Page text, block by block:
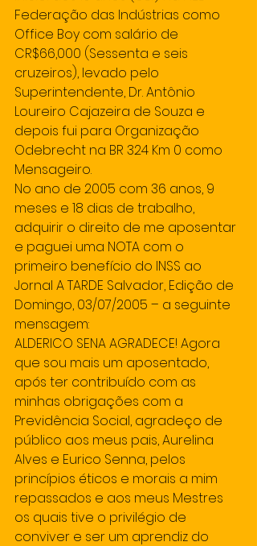
Federação das Indústrias como
Office Boy com salário de
CR$66,000 (Sessenta e seis
cruzeiros), levado pelo
Superintendente, Dr. Antônio
Loureiro Cajazeira de Souza e
depois fui para Organização
Odebrecht na BR 324 Km 0 como
Mensageiro.
No ano de 2005 com 36 anos, 9
meses e 18 dias de trabalho,
adquirir o direito de me aposentar
e paguei uma NOTA com o
primeiro benefício do INSS ao
Jornal A TARDE Salvador, Edição de
Domingo, 03/07/2005 – a seguinte
mensagem:
ALDERICO SENA AGRADECE! Agora
que sou mais um aposentado,
após ter contribuído com as
minhas obrigações com a
Previdência Social, agradeço de
público aos meus pais, Aurelina
Alves e Eurico Senna, pelos
princípios éticos e morais a mim
repassados e aos meus Mestres
os quais tive o privilégio de
conviver e ser um aprendiz do